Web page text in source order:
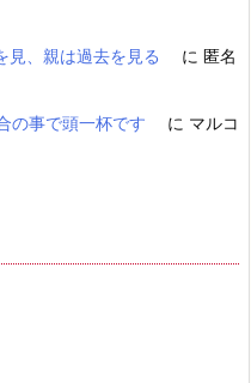
、親は過去を見る
に 匿名
の事で頭一杯です
に マルコ